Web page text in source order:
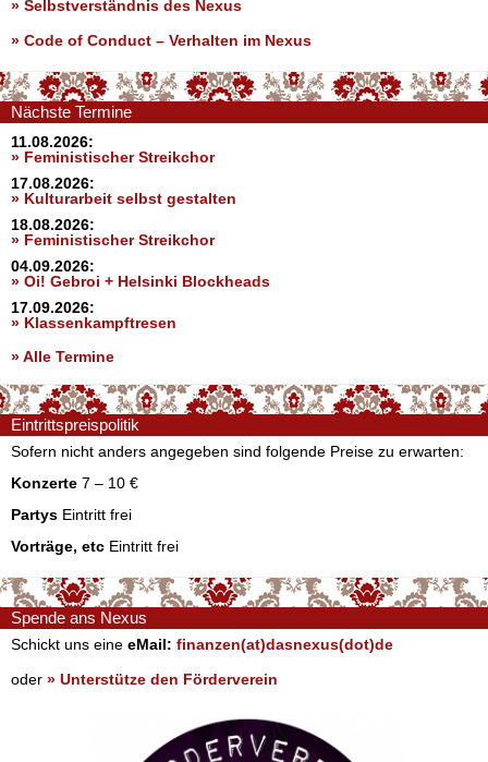
» Selbstverständnis des Nexus
» Code of Conduct – Verhalten im Nexus
Nächste Termine
11.08.2026:
» Feministischer Streikchor
17.08.2026:
» Kulturarbeit selbst gestalten
18.08.2026:
» Feministischer Streikchor
04.09.2026:
» Oi! Gebroi + Helsinki Blockheads
17.09.2026:
» Klassenkampftresen
» Alle Termine
Eintrittspreispolitik
Sofern nicht anders angegeben sind folgende Preise zu erwarten:
Konzerte 7 – 10 €
Partys Eintritt frei
Vorträge, etc Eintritt frei
Spende ans Nexus
Schickt uns eine eMail: finanzen(at)dasnexus(dot)de
oder » Unterstütze den Förderverein